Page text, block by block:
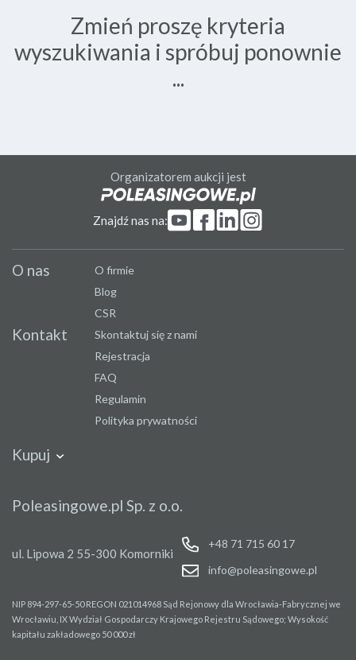
Zmień proszę kryteria
wyszukiwania i spróbuj ponownie
...
Organizatorem aukcji jest
Znajdź nas na:
Kupuj
przyczepy
O nas
O firmie
Blog
CSR
Kontakt
Skontaktuj się z nami
Rejestracja
FAQ
Regulamin
Polityka prywatności
Poleasingowe.pl Sp. z o.o.
ul. Lipowa 2 55-300 Komorniki
+48 71 715 60 17
info@poleasingowe.pl
NIP 894-297-65-50REGON 021014968 Sąd Rejonowy dla Wrocławia-Fabrycznej we
Wrocławiu, IX Wydział Gospodarczy Krajowego Rejestru Sądowego; Wysokość
kapitału zakładowego 50 000 zł